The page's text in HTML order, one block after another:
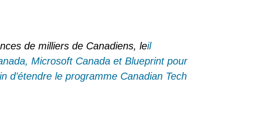
de milliers de Canadiens, leil
Microsoft Canada et Blueprint pour
d’étendre le programme Canadian Tech